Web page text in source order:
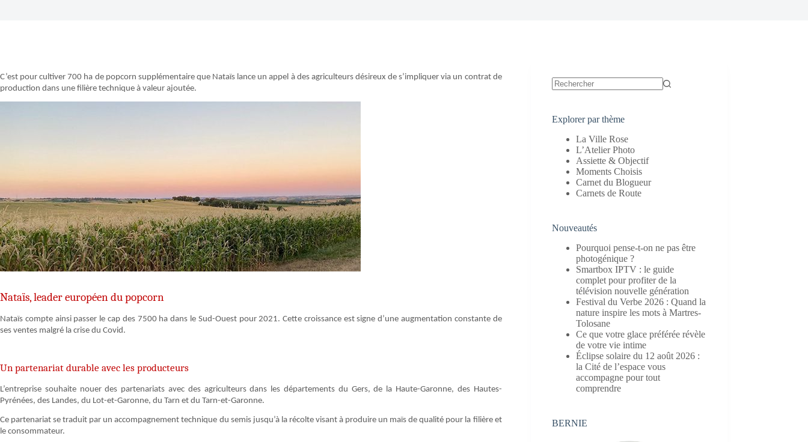
C’est pour cultiver 700 ha de popcorn supplémentaire que Nataïs lance un appel à des agriculteurs désireux de s’impliquer via un contrat de
production dans une filière technique à valeur ajoutée.
Nataïs, leader européen du popcorn
Nataïs compte ainsi passer le cap des 7500 ha dans le Sud-Ouest pour 2021. Cette croissance est signe d’une augmentation constante de
ses ventes malgré la crise du Covid.
Un partenariat durable avec les producteurs
L’entreprise souhaite nouer des partenariats avec des agriculteurs dans les départements du Gers, de la Haute-Garonne, des Hautes-
Pyrénées, des Landes, du Lot-et-Garonne, du Tarn et du Tarn-et-Garonne.
Ce partenariat se traduit par un accompagnement technique du semis jusqu’à la récolte visant à produire un maïs de qualité pour la filière et
le consommateur.
Explorer par thème
La Ville Rose
L’Atelier Photo
Assiette & Objectif
Moments Choisis
Carnet du Blogueur
Carnets de Route
Nouveautés
Pourquoi pense-t-on ne pas être
photogénique ?
Smartbox IPTV : le guide
complet pour profiter de la
télévision nouvelle génération
Festival du Verbe 2026 : Quand la
nature inspire les mots à Martres-
Tolosane
Ce que votre glace préférée révèle
de votre vie intime
Éclipse solaire du 12 août 2026 :
la Cité de l’espace vous
accompagne pour tout
comprendre
BERNIE